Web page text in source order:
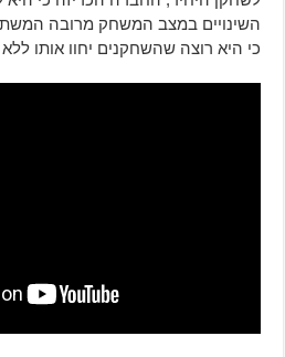
השינויים במצב המשחק מרובה
כי היא רוצה שהשחקנים יחוו אותו